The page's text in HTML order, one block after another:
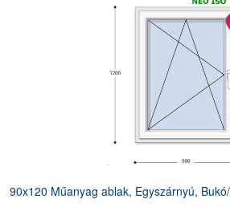
90x120 Műanyag ablak, Egyszárnyú,